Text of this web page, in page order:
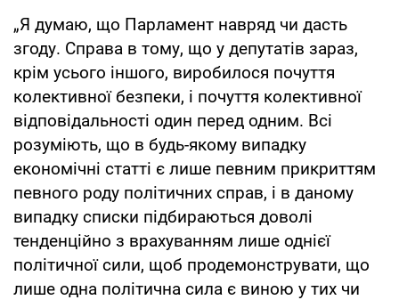
„Я думаю, що Парламент навряд чи дасть
згоду. Справа в тому, що у депутатів зараз,
крім усього іншого, виробилося почуття
колективної безпеки, і почуття колективної
відповідальності один перед одним. Всі
розуміють, що в будь-якому випадку
економічні статті є лише певним прикриттям
певного роду політичних справ, і в даному
випадку списки підбираються доволі
тенденційно з врахуванням лише однієї
політичної сили, щоб продемонструвати, що
лише одна політична сила є виною у тих чи